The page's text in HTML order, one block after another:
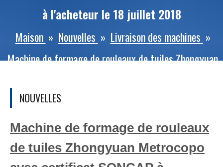
à l'acheteur le 18 juillet 2018
Maison » Nouvelles » Livraison des machines »
Machine de formage de rouleaux de tuiles Zhongyuan
NOUVELLES
Machine de formage de rouleaux
de tuiles Zhongyuan Metrocopo